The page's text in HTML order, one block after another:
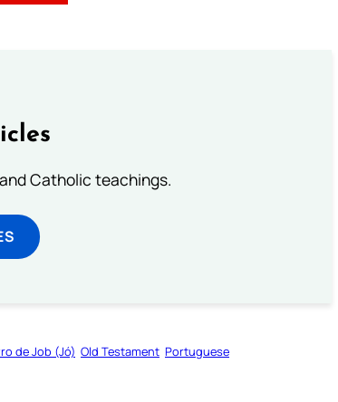
Catholic teachings.
de Job (Jó) Old Testament Portuguese